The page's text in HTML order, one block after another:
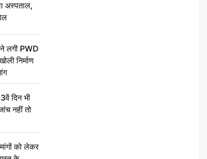
अस्पताल,
लगी PWD
निर्माण
दिन भी
नहीं तो
को लेकर